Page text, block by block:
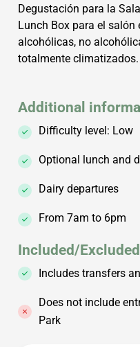
Degustación para la
Lunch Box para el salón
alcohólicas, no
totalmente climatizados.
Additional
Difficulty level: Low
Optional lunch and
Dairy departures
From 7am to 6pm
Included/Excluded
Includes transfers
Does not include
Park